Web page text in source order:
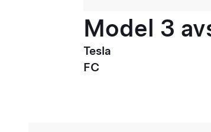
Model 3
Tesla
FC